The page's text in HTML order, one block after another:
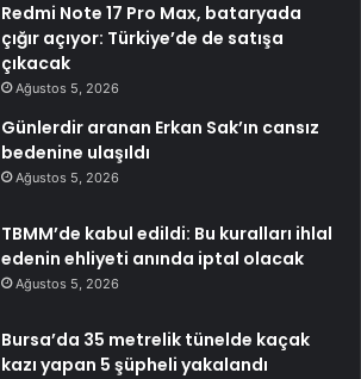
Redmi Note 17 Pro Max, bataryada
çığır açıyor: Türkiye’de de satışa
çıkacak
Ağustos 5, 2026
Günlerdir aranan Erkan Sak’ın cansız
bedenine ulaşıldı
Ağustos 5, 2026
TBMM’de kabul edildi: Bu kuralları ihlal
edenin ehliyeti anında iptal olacak
Ağustos 5, 2026
Bursa’da 35 metrelik tünelde kaçak
kazı yapan 5 şüpheli yakalandı